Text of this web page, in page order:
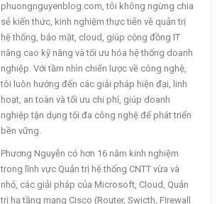
phuongnguyenblog.com, tôi không ngừng chia
sẻ kiến thức, kinh nghiệm thực tiễn về quản trị
hệ thống, bảo mật, cloud, giúp cộng đồng IT
nâng cao kỹ năng và tối ưu hóa hệ thống doanh
nghiệp. Với tầm nhìn chiến lược về công nghệ,
tôi luôn hướng đến các giải pháp hiện đại, linh
hoạt, an toàn và tối ưu chi phí, giúp doanh
nghiệp tận dụng tối đa công nghệ để phát triển
bền vững.
Phương Nguyễn có hơn 16 năm kinh nghiệm
trong lĩnh vực Quản trị hệ thống CNTT vừa và
nhỏ, các giải pháp của Microsoft, Cloud, Quản
trị hạ tầng mạng Cisco (Router, Swicth, FIrewall